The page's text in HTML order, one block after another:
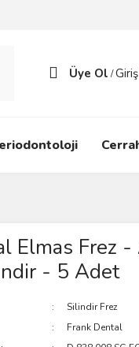
Üye Ol /
Elmas Frez
- 5 Adet
Silindir Frez
Frank Dental